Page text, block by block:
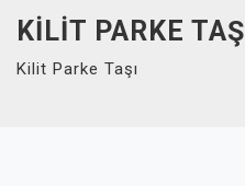
content
KILIT PARKE TAŞI
Kilit Parke Taşı